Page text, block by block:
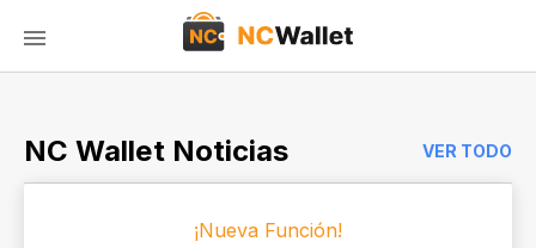
NC Wallet Noticias VER TODO
¡Nueva Función!